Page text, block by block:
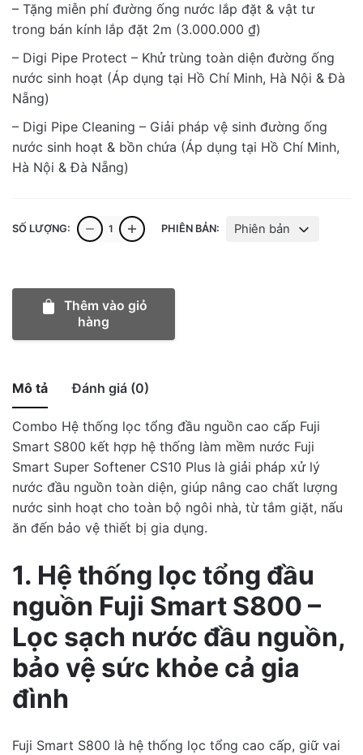
– Tặng miễn phí đường ống nước lắp đặt & vật tư
trong bán kính lắp đặt 2m (3.000.000 ₫)
– Digi Pipe Protect – Khử trùng toàn diện đường ống
nước sinh hoạt (Áp dụng tại Hồ Chí Minh, Hà Nội & Đà
Nẵng)
– Digi Pipe Cleaning – Giải pháp vệ sinh đường ống
nước sinh hoạt & bồn chứa (Áp dụng tại Hồ Chí Minh,
Hà Nội & Đà Nẵng)
SỐ LƯỢNG: Giải
pháp
nước
tổng
cao
Smart
–
Super
Softener
CS10
Plus
dành
biệt
thự
số
lượng
PHIÊN BẢN: Phiên bản
Thêm vào giỏ
hàng
Mô tả Đánh giá (0)
Combo Hệ thống lọc tổng đầu nguồn cao cấp Fuji
Smart S800 kết hợp hệ thống làm mềm nước Fuji
Smart Super Softener CS10 Plus là giải pháp xử lý
nước đầu nguồn toàn diện, giúp nâng cao chất lượng
nước sinh hoạt cho toàn bộ ngôi nhà, từ tắm giặt, nấu
ăn đến bảo vệ thiết bị gia dụng.
1. Hệ thống lọc tổng đầu
nguồn Fuji Smart S800 –
Lọc sạch nước đầu nguồn,
bảo vệ sức khỏe cả gia
đình
Fuji Smart S800 là hệ thống lọc tổng cao cấp, giữ vai
0/5
Total 0
reviews
4
3
0 0%
2
0 0%
There are no reviews yet.
Be the first to review “Giải pháp lọc nước
tổng cao cấp Fuji Smart S800 – Super
Softener CS10 Plus dành cho biệt thự